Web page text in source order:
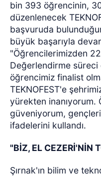
bin 393 öğrencinin,
düzenlenecek
başvuruda
büyük başarıyla
"Öğrencilerimizden
Değerlendirme
öğrencimiz finalist
TEKNOFEST'e
yürekten inanıyorum.
güveniyorum,
ifadelerini kullandı.
"BİZ, EL CEZERİ'NİN
Şırnak'ın bilim ve